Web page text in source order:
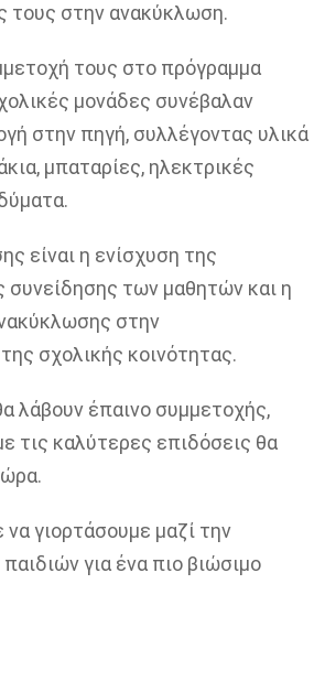
τους στην ανακύκλωση.
τους στο πρόγραμμα
μονάδες συνέβαλαν
στην πηγή, συλλέγοντας υλικά
μπαταρίες, ηλεκτρικές
.
είναι η ενίσχυση της
συνείδησης των μαθητών και η
στην
σχολικής κοινότητας.
λάβουν έπαινο συμμετοχής,
τις καλύτερες επιδόσεις θα
γιορτάσουμε μαζί την
για ένα πιο βιώσιμο